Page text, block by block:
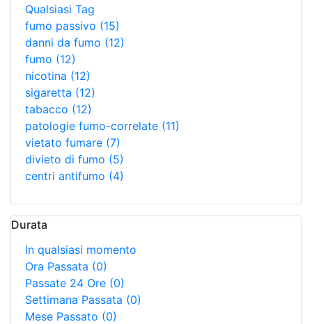
Qualsiasi Tag
fumo passivo (15)
danni da fumo (12)
fumo (12)
nicotina (12)
sigaretta (12)
tabacco (12)
patologie fumo-correlate (11)
vietato fumare (7)
divieto di fumo (5)
centri antifumo (4)
Durata
In qualsiasi momento
Ora Passata (0)
Passate 24 Ore (0)
Settimana Passata (0)
Mese Passato (0)